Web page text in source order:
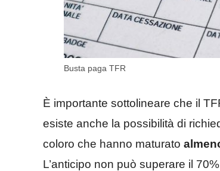
Busta paga TFR
È importante sottolineare che il
esiste anche la possibilità di
coloro che hanno maturato
L’anticipo non può superare il